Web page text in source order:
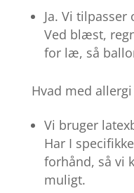
Ja. Vi
Ved blæst,
for læ, så
Hvad med
Vi bruger
Har I
forhånd, så vi
muligt.